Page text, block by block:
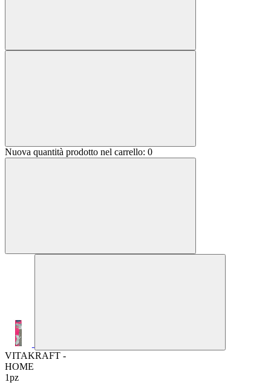
Nuova quantità prodotto nel carrello: 0
VITAKRAFT -
HOME
1pz